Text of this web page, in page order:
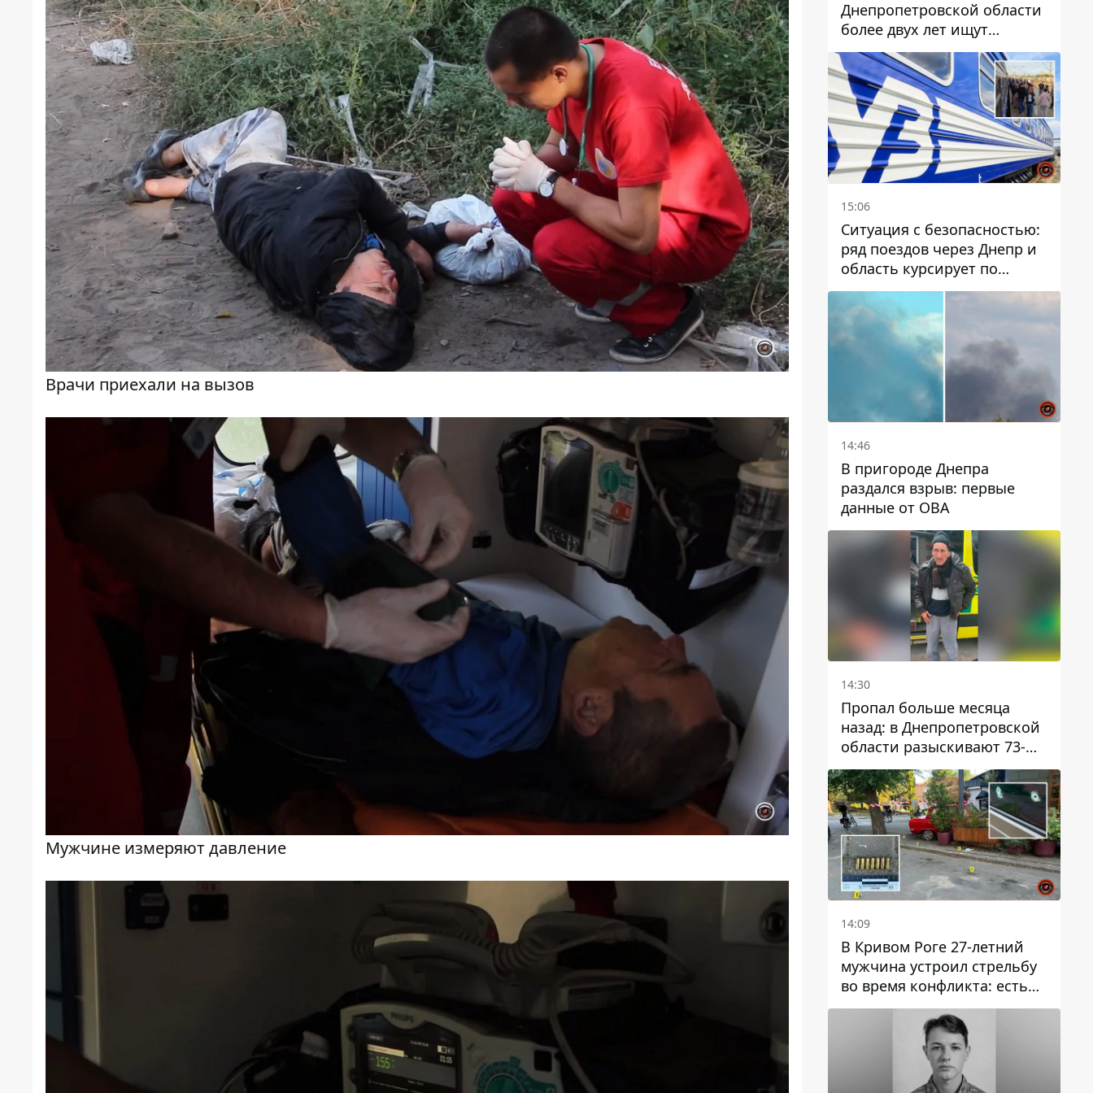
Врачи приехали на вызов
Мужчине измеряют давление
Днепропетровской области
более двух лет ищут
пропавшую женщину
15:06
Ситуация с безопасностью:
ряд поездов через Днепр и
область курсирует по
измененному маршруту, а
часть пути заменили
автобусами и электричками
14:46
В пригороде Днепра
раздался взрыв: первые
данные от ОВА
14:30
Пропал больше месяца
назад: в Днепропетровской
области разыскивают 73-
летнего мужчину
14:09
В Кривом Роге 27-летний
мужчина устроил стрельбу
во время конфликта: есть
раненый